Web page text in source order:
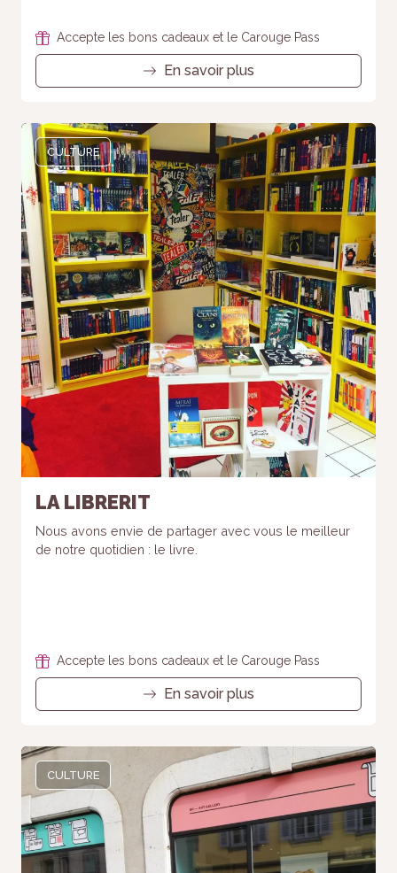
Accepte les bons cadeaux et le Carouge Pass
En savoir plus
CULTURE
LA LIBRERIT
Nous avons envie de partager avec vous le meilleur
de notre quotidien : le livre.
Accepte les bons cadeaux et le Carouge Pass
En savoir plus
CULTURE